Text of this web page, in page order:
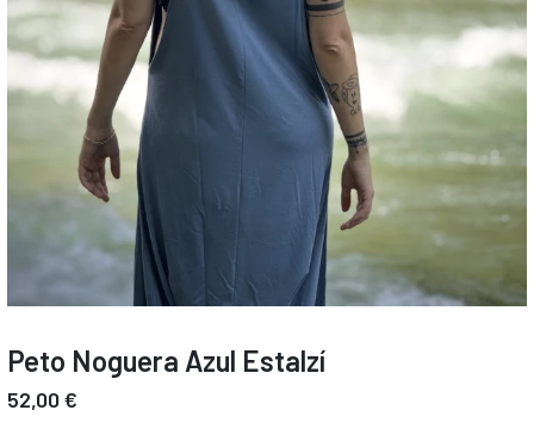
Peto Noguera Azul Estalzí
52,00 €